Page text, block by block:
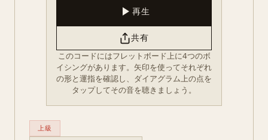
再生
共有
このコードにはフレットボード上に4つのボ
イシングがあります。矢印を使ってそれぞれ
の形と運指を確認し、ダイアグラム上の点を
タップしてその音を聴きましょう。
上級